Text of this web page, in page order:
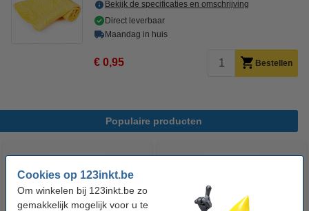
Cookies op 123inkt.be
Om winkelen bij 123inkt.be zo
gemakkelijk mogelijk voor u te
Bekijk de specificaties en omschrijving
Direct leverbaar
Maandag in huis
€ 0,95 Bestellen
Populaire producten